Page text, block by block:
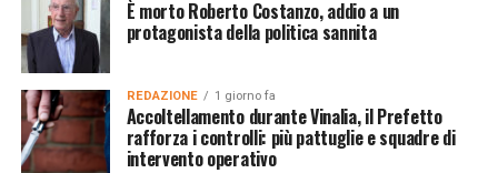
È morto Roberto Costanzo, addio a un
protagonista della politica sannita
REDAZIONE 1 giorno fa
Accoltellamento durante Vinalia, il Prefetto
rafforza i controlli: più pattuglie e squadre di
intervento operativo